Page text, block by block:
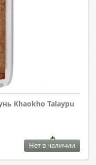
Khaokho Talaypu
Нет в наличии